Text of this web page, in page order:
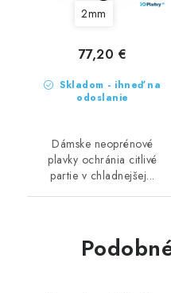
2mm
Skladom - ihneď na
odoslanie
77,20 €
Dámske neoprénové
plavky ochránia citlivé
partie v chladnejšej...